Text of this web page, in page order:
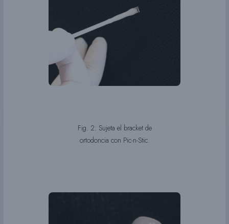
Fig. 2: Sujeta el bracket de
ortodoncia con Pic-n-Stic.